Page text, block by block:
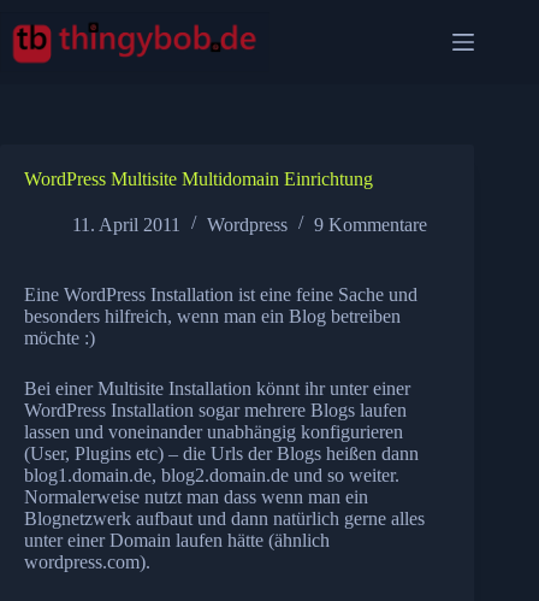
Inhalt
springen
WordPress Multisite Multidomain Einrichtung
11. April 2011 Wordpress 9 Kommentare
Eine WordPress Installation ist eine feine Sache und
besonders hilfreich, wenn man ein Blog betreiben
möchte :)
Bei einer Multisite Installation könnt ihr unter einer
WordPress Installation sogar mehrere Blogs laufen
lassen und voneinander unabhängig konfigurieren
(User, Plugins etc) – die Urls der Blogs heißen dann
blog1.domain.de, blog2.domain.de und so weiter.
Normalerweise nutzt man dass wenn man ein
Blognetzwerk aufbaut und dann natürlich gerne alles
unter einer Domain laufen hätte (ähnlich
wordpress.com).